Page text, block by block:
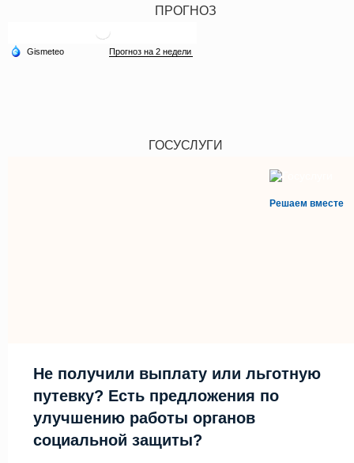
ПРОГНОЗ
ГОСУСЛУГИ
Решаем вместе
Не получили выплату или льготную
путевку? Есть предложения по
улучшению работы органов
социальной защиты?